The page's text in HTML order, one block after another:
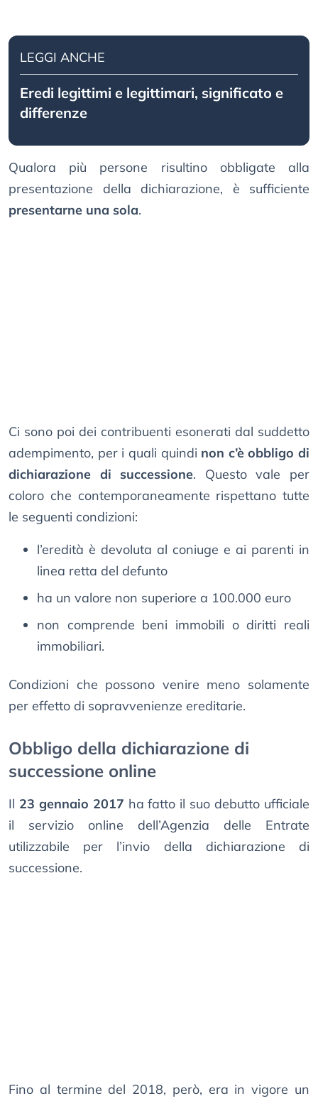
LEGGI ANCHE
Eredi legittimi e legittimari, significato e
differenze
Qualora più persone risultino obbligate alla
presentazione della dichiarazione, è sufficiente
presentarne una sola.
Ci sono poi dei contribuenti esonerati dal suddetto
adempimento, per i quali quindi non c’è obbligo di
dichiarazione di successione. Questo vale per
coloro che contemporaneamente rispettano tutte
le seguenti condizioni:
l’eredità è devoluta al coniuge e ai parenti in
linea retta del defunto
ha un valore non superiore a 100.000 euro
non comprende beni immobili o diritti reali
immobiliari.
Condizioni che possono venire meno solamente
per effetto di sopravvenienze ereditarie.
Obbligo della dichiarazione di
successione online
Il 23 gennaio 2017 ha fatto il suo debutto ufficiale
il servizio online dell’Agenzia delle Entrate
utilizzabile per l’invio della dichiarazione di
successione.
Fino al termine del 2018, però, era in vigore un